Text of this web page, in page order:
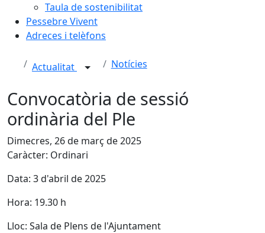
Taula de sostenibilitat
Pessebre Vivent
Adreces i telèfons
Actualitat Notícies
Convocatòria de sessió
ordinària del Ple
Dimecres, 26 de març de 2025
Caràcter: Ordinari
Data: 3 d'abril de 2025
Hora: 19.30 h
Lloc: Sala de Plens de l'Ajuntament